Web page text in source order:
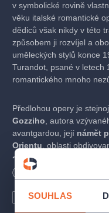
SOUHLAS
v symbolické rovině
věku italské romantické
dědiců však nikdy v této
způsobem ji rozvíjel a
uměleckých stylů konce
Turandot, psané v letech
romantického mnoho
Předlohou opery je
Gozziho, autora
avantgardou, její námět
Orientu, oblasti
děj zasazuje do
pohádkové či lépe
symbolisty, pro
lásky zde obestírají
Délka
České titulky